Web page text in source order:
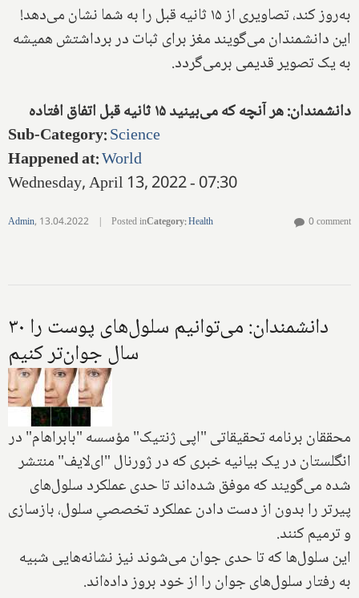
به‌روز کند، تصاویری از ۱۵ ثانیه قبل را به شما نشان می‌دهد!
این دانشمندان می‌گویند مغز برای ثبات در برداشتش همیشه
به یک تصویر قدیمی برمی‌گردد.
دانشمندان: هر آنچه که می‌بینید ۱۵ ثانیه قبل اتفاق افتاده
Sub-Category:Science
Happened at:World
Wednesday, April 13, 2022 - 07:30
Admin, 13.04.2022 | Posted inCategory:Health 0 comment
دانشمندان: می‌توانیم سلول‌های پوست را ۳۰
سال جوان‌تر کنیم
محققان برنامه تحقیقاتی "اپی ژنتیک" مؤسسه "بابراهام" در
انگلستان در یک بیانیه خبری که در ژورنال "ای‌لایف" منتشر
شده می‌گویند که موفق شده‌اند تا حدی عملکرد سلول‌های
پیرتر را بدون از دست دادن عملکرد تخصصیِ سلول، بازسازی
و ترمیم کنند.
این سلول‌ها که تا حدی جوان می‌شوند نیز نشانه‌هایی شبیه
به رفتار سلول‌های جوان را از خود بروز داده‌اند.‌